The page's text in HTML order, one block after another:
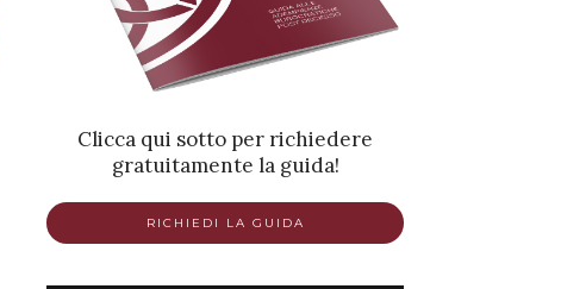
Clicca qui sotto per richiedere
gratuitamente la guida!
RICHIEDI LA GUIDA